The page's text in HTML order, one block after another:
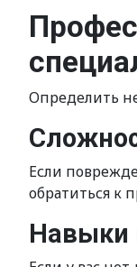
Определить
Если
обратиться к
Навыки